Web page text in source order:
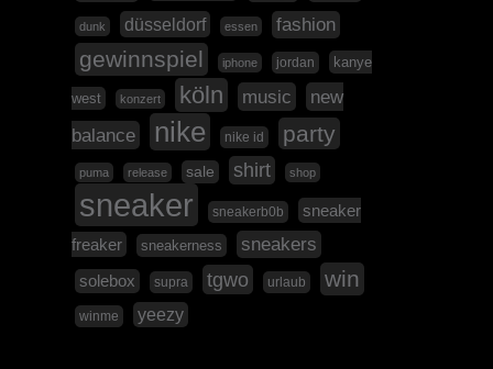
dunk düsseldorf essen fashion
gewinnspiel iphone jordan kanye
west konzert köln music
new
balance
nike nike id party
puma release sale shirt shop
sneaker sneakerb0b
sneaker
freaker
sneakerness sneakers
solebox supra tgwo urlaub win
winme yeezy